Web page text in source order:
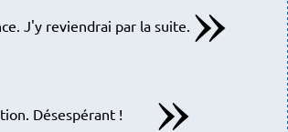
J'y reviendrai par la suite.
Désespérant !